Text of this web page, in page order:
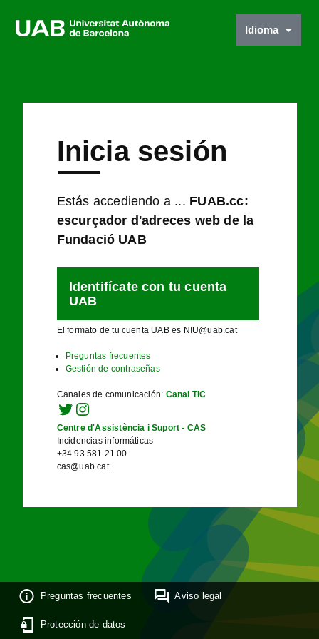
Idioma
Inicia sesión
Estás accediendo a ... FUAB.cc:
escurçador d'adreces web de la
Fundació UAB
Identifícate con tu cuenta
UAB
El formato de tu cuenta UAB es NIU@uab.cat
Preguntas frecuentes
Gestión de contraseñas
Canales de comunicación: Canal TIC
Centre d'Assistència i Suport - CAS
Incidencias informáticas
+34 93 581 21 00
cas@uab.cat
Preguntas frecuentes Aviso legal
Protección de datos